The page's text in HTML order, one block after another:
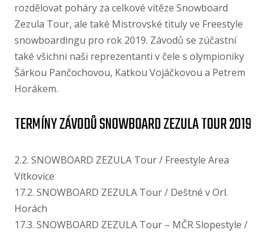
rozdělovat poháry za celkové vítěze Snowboard
Zezula Tour, ale také Mistrovské tituly ve Freestyle
snowboardingu pro rok 2019. Závodů se zúčastní
také všichni naši reprezentanti v čele s olympioniky
Šárkou Pančochovou, Katkou Vojáčkovou a Petrem
Horákem.
TERMÍNY ZÁVODŮ SNOWBOARD ZEZULA TOUR 2019
2.2. SNOWBOARD ZEZULA Tour /​ Freestyle Area
Vítkovice
17.2. SNOWBOARD ZEZULA Tour /​ Deštné v Orl.
Horách
17.3. SNOWBOARD ZEZULA Tour – MČR Slopestyle /​